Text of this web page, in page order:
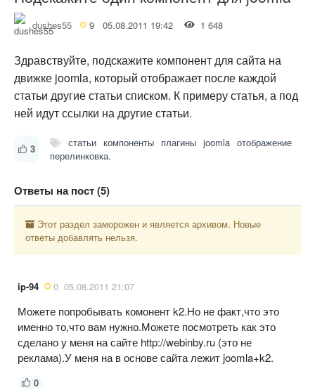
dushes55 9 05.08.2011 19:42 1 648
Здравствуйте, подскажите компонент для сайта на
движке joomla, который отображает после каждой
статьи другие статьи списком. К примеру статья, а под
ней идут ссылки на другие статьи.
3 статьи компоненты плагины joomla отображение
перелинковка.
Ответы на пост (5)
Этот раздел заморожен и является архивом. Новые
ответы добавлять нельзя.
ip-94 0 05.08.2011 21:07
Можете попробывать комонент k2.Но не факт,что это
именно то,что вам нужно.Можете посмотреть как это
сделано у меня на сайте http://webinby.ru (это не
реклама).У меня на в основе сайта лежит joomla+k2.
0